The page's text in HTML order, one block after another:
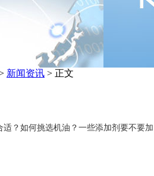
新闻资讯 > 正文
？如何挑选机油？一些添加剂要不要